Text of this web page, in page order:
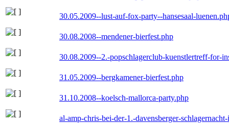
30.05.2009--lust-auf-fox-party--hansesaal-
30.08.2008--mendener-bierfest.php
30.08.2009--2.-popschlagerclub-kuenstlertreff-for-
31.05.2009--bergkamener-bierfest.php
31.10.2008--koelsch-mallorca-party.php
al-amp-chris-bei-der-1.-davensberger-